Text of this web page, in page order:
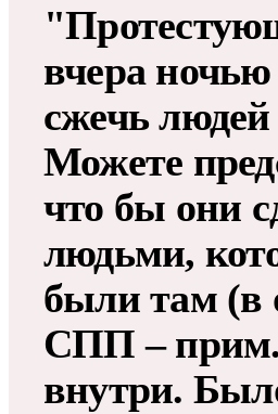
вчера ночью
сжечь
Можете
что бы они
людьми,
были там (в
СПП – прим.
внутри.